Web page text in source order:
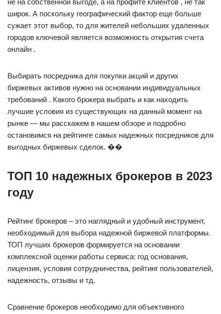
не на собственной выгоде, а на профите клиентов , не так
широк. А поскольку географический фактор еще больше
сужает этот выбор, то для жителей небольших удаленных
городов ключевой является возможность открытия счета
онлайн .
Выбирать посредника для покупки акций и других
биржевых активов нужно на основании индивидуальных
требований . Какого брокера выбрать и как находить
лучшие условия из существующих на данный момент на
рынке — мы расскажем в нашем обзоре и подробно
остановимся на рейтинге самых надежных посредников для
выгодных биржевых сделок. ��
ТОП 10 надежных брокеров в 2023
году
Рейтинг брокеров – это наглядный и удобный инструмент,
необходимый для выбора надежной биржевой платформы.
ТОП лучших брокеров формируется на основании
комплексной оценки работы сервиса: год основания,
лицензия, условия сотрудничества, рейтинг пользователей,
надежность, отзывы и тд.
Сравнение брокеров необходимо для объективного